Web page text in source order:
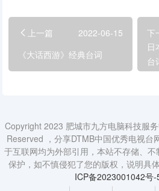
上一篇
2022-06-15
《大话西游》经典台词
下
日
台
Copyright 2023 肥城市九方电脑科技服
Reserved ，分享DTMB中国优秀电视台
于互联网均为外部引用，本站不存储、
保护，如不慎侵犯了您的版权，说明具
ICP备2023001042号-